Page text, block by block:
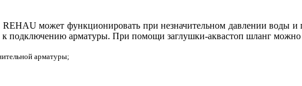
может функционировать при незначительном давлении воды и
к подключению арматуры. При помощи заглушки-аквастоп шланг можно
арматуры;